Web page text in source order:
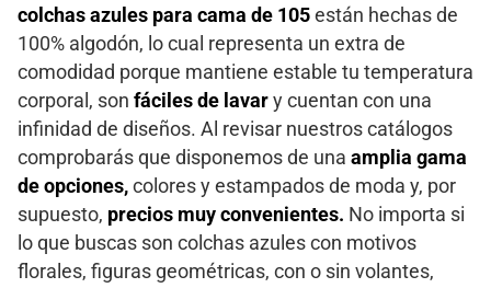
colchas azules para cama de 105 están hechas de
100% algodón, lo cual representa un extra de
comodidad porque mantiene estable tu temperatura
corporal, son fáciles de lavar y cuentan con una
infinidad de diseños. Al revisar nuestros catálogos
comprobarás que disponemos de una amplia gama
de opciones, colores y estampados de moda y, por
supuesto, precios muy convenientes. No importa si
lo que buscas son colchas azules con motivos
florales, figuras geométricas, con o sin volantes,